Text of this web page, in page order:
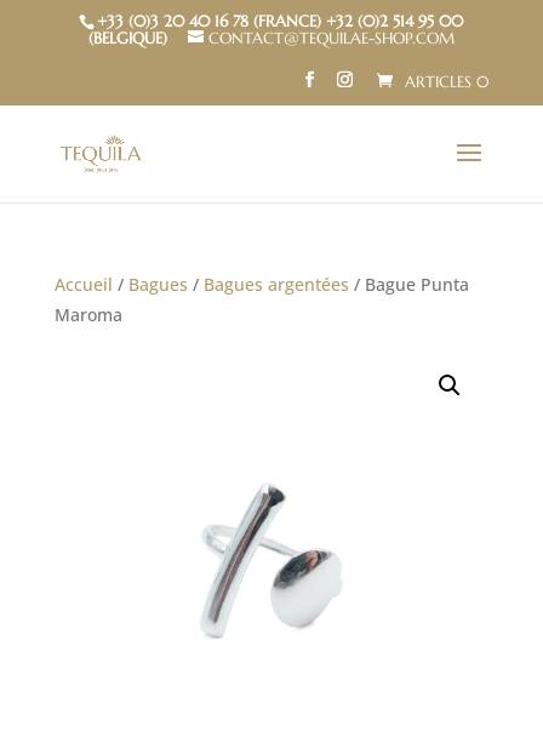
+33 (0)3 20 40 16 78 (FRANCE) +32 (0)2 514 95 00
(BELGIQUE)
CONTACT@TEQUILAE-SHOP.COM
ARTICLES 0
Accueil / Bagues / Bagues argentées / Bague Punta
Maroma